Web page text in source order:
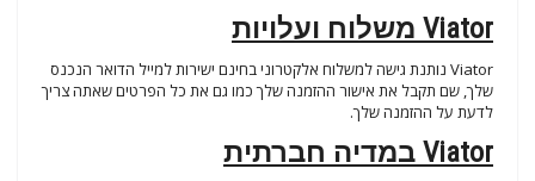
Viator משלוח ועלויות
Viator נותנת גישה למשלוח אלקטרוני בחינם ישירות למייל הדואר הנכנס
שלך, שם תקבל את אישור ההזמנה שלך כמו גם את כל הפרטים שאתה צריך
לדעת על ההזמנה שלך.
Viator במדיה חברתית